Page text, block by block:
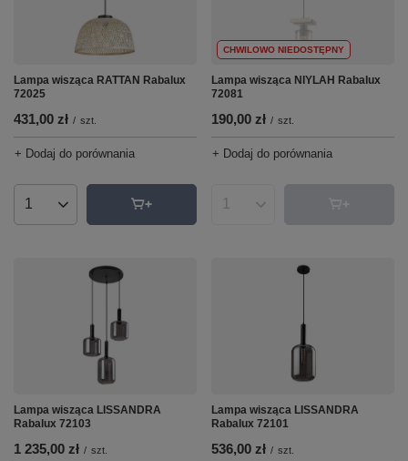
Lampa wisząca RATTAN Rabalux
72025
431,00 zł / szt.
+ Dodaj do porównania
Ilość produktów
CHWILOWO NIEDOSTĘPNY
Lampa wisząca NIYLAH Rabalux
72081
190,00 zł / szt.
+ Dodaj do porównania
Ilość produktów
Lampa wisząca LISSANDRA
Rabalux 72103
1 235,00 zł / szt.
Lampa wisząca LISSANDRA
Rabalux 72101
536,00 zł / szt.